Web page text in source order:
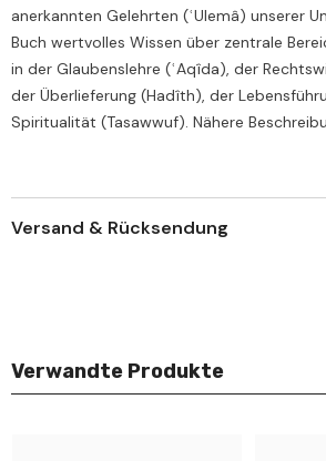
anerkannten Gelehrten (ʿUlemâ) unserer
Buch wertvolles Wissen über zentrale
in der Glaubenslehre (ʿAqîda), der
der Überlieferung (Hadîth), der
Spiritualität (Tasawwuf). Nähere
Versand & Rücksendung
Verwandte Produkte